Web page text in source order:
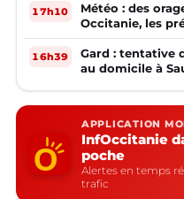
17h10
Météo : des
Occitanie, les
16h39
Gard : tentative
au domicile à
APPLICATION
InfOccitanie
poche
Alertes en temps
trafic